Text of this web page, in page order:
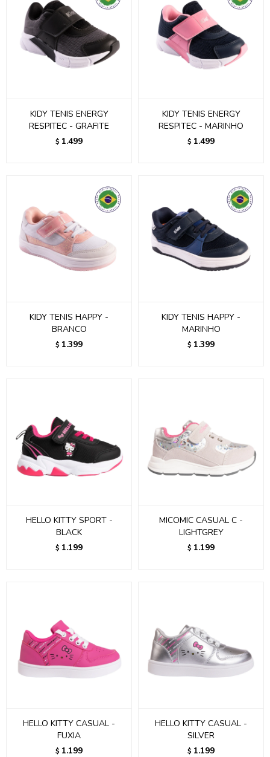
KIDY TENIS ENERGY
RESPITEC - GRAFITE
$ 1.499
KIDY TENIS ENERGY
RESPITEC - MARINHO
$ 1.499
KIDY TENIS HAPPY -
BRANCO
$ 1.399
KIDY TENIS HAPPY -
MARINHO
$ 1.399
HELLO KITTY SPORT -
BLACK
$ 1.199
MICOMIC CASUAL C -
LIGHTGREY
$ 1.199
HELLO KITTY CASUAL -
FUXIA
$ 1.199
HELLO KITTY CASUAL -
SILVER
$ 1.199